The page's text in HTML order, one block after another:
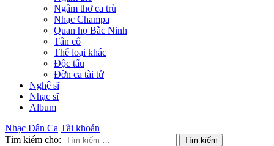
Ngâm thơ ca trù
Nhạc Champa
Quan họ Bắc Ninh
Tân cổ
Thể loại khác
Độc tấu
Đờn ca tài tử
Nghệ sĩ
Nhạc sĩ
Album
Nhạc Dân Ca Tài khoản
Tìm kiếm cho: